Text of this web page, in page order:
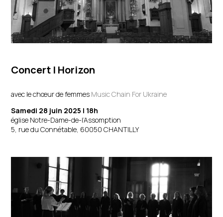
Concert | Horizon
avec le chœur de femmes Music Chain For Ukraine
Samedi 28 juin 2025 | 18h
église Notre-Dame-de-l’Assomption
5, rue du Connétable, 60050 CHANTILLY